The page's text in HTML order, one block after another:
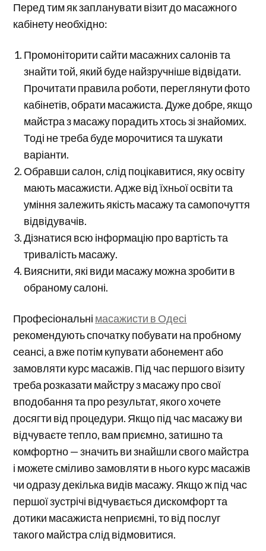
Перед тим як запланувати візит до масажного
кабінету необхідно:
Промоніторити сайти масажних салонів та
знайти той, який буде найзручніше відвідати.
Прочитати правила роботи, переглянути фото
кабінетів, обрати масажиста. Дуже добре, якщо
майстра з масажу порадить хтось зі знайомих.
Тоді не треба буде морочитися та шукати
варіанти.
Обравши салон, слід поцікавитися, яку освіту
мають масажисти. Адже від їхньої освіти та
уміння залежить якість масажу та самопочуття
відвідувачів.
Дізнатися всю інформацію про вартість та
тривалість масажу.
Вияснити, які види масажу можна зробити в
обраному салоні.
Професіональні масажисти в Одесі
рекомендують спочатку побувати на пробному
сеансі, а вже потім купувати абонемент або
замовляти курс масажів. Під час першого візиту
треба розказати майстру з масажу про свої
вподобання та про результат, якого хочете
досягти від процедури. Якщо під час масажу ви
відчуваєте тепло, вам приємно, затишно та
комфортно — значить ви знайшли свого майстра
і можете сміливо замовляти в нього курс масажів
чи одразу декілька видів масажу. Якщо ж під час
першої зустрічі відчувається дискомфорт та
дотики масажиста неприємні, то від послуг
такого майстра слід відмовитися.